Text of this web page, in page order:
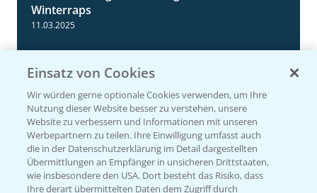
Wachstumsregler und Fungizideinsatz im
Winterraps
Einsatz von Cookies
Wir würden gerne optionale Cookies verwenden, um Ihre
Nutzung dieser Website besser zu verstehen, unsere
Website zu verbessern und Informationen mit unseren
Werbepartnern zu teilen. Ihre Einwilligung umfasst auch
die in der Datenschutzerklärung im Detail dargestellten
Übermittlungen an Empfänger in unsicheren Drittstaaten,
wie insbesondere den USA. Dort besteht das Risiko, dass
Ihre derart übermittelten Daten dem Zugriff durch